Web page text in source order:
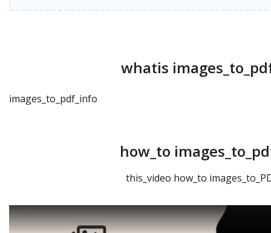
whatis
images_to_pdf_info
how_to
this_video how_to